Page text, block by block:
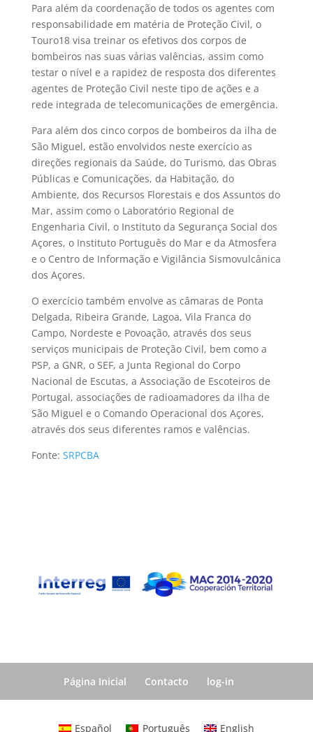
Para além da coordenação de todos os agentes com
responsabilidade em matéria de Proteção Civil, o
Touro18 visa treinar os efetivos dos corpos de
bombeiros nas suas várias valências, assim como
testar o nível e a rapidez de resposta dos diferentes
agentes de Proteção Civil neste tipo de ações e a
rede integrada de telecomunicações de emergência.
Para além dos cinco corpos de bombeiros da ilha de
São Miguel, estão envolvidos neste exercício as
direções regionais da Saúde, do Turismo, das Obras
Públicas e Comunicações, da Habitação, do
Ambiente, dos Recursos Florestais e dos Assuntos do
Mar, assim como o Laboratório Regional de
Engenharia Civil, o Instituto da Segurança Social dos
Açores, o Instituto Português do Mar e da Atmosfera
e o Centro de Informação e Vigilância Sismovulcânica
dos Açores.
O exercício também envolve as câmaras de Ponta
Delgada, Ribeira Grande, Lagoa, Vila Franca do
Campo, Nordeste e Povoação, através dos seus
serviços municipais de Proteção Civil, bem como a
PSP, a GNR, o SEF, a Junta Regional do Corpo
Nacional de Escutas, a Associação de Escoteiros de
Portugal, associações de radioamadores da ilha de
São Miguel e o Comando Operacional dos Açores,
através dos seus diferentes ramos e valências.
Fonte: SRPCBA
Página Inicial Contacto log-in
Español Português English